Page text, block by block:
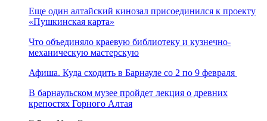
Еще один алтайский кинозал присоединился к проекту
«Пушкинская карта»
Что объединяло краевую библиотеку и кузнечно-
механическую мастерскую
Афиша. Куда сходить в Барнауле со 2 по 9 февраля
В барнаульском музее пройдет лекция о древних
крепостях Горного Алтая